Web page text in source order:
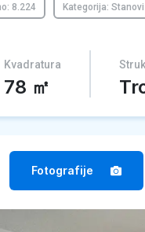
8.224 Kategorija: Stanovi
Kvadratura
78 ㎡
Fotografije